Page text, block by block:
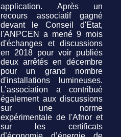
application. Après un
recours associatif gagné
devant le Conseil d'Etat,
l'ANPCEN a mené 9 mois
d'échanges et discussions
en 2018 pour voir publiés
deux arrêtés en décembre
pour un grand nombre
d'installations lumineuses.
L’association a contribué
également aux discussions
sur une norme
expérimentale de l'Afnor et
sur les certificats